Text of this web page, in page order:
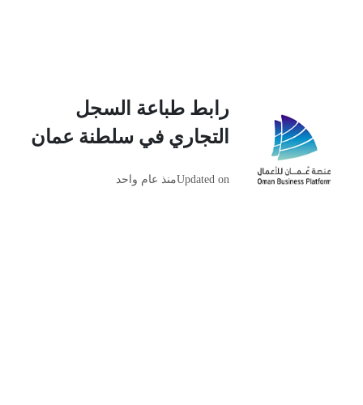
رابط طباعة السجل
التجاري في سلطنة عمان
Updated onمنذ عام واحد